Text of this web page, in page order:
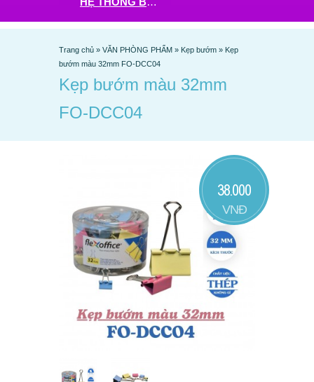
Trang chủ » VĂN PHÒNG PHẨM » Kẹp bướm » Kẹp
bướm màu 32mm FO-DCC04
Kẹp bướm màu 32mm
FO-DCC04
38.000
VNĐ